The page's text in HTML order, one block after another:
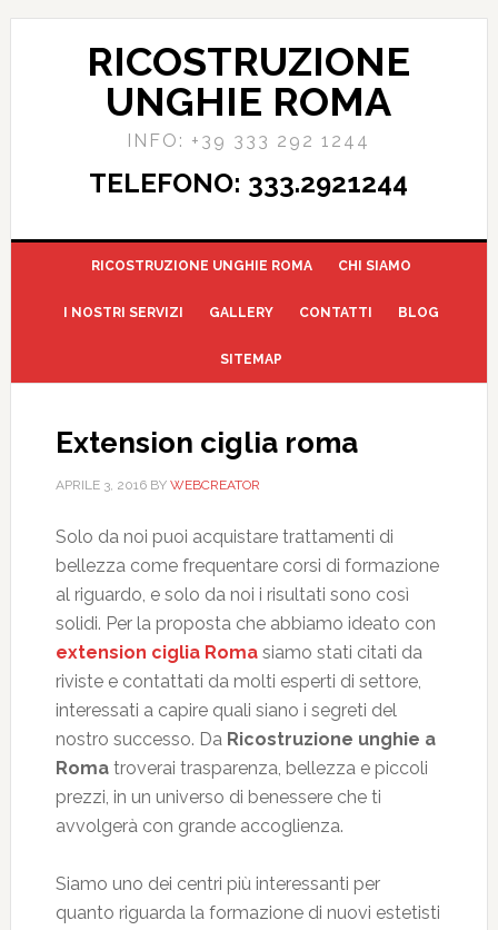
RICOSTRUZIONE
UNGHIE ROMA
INFO: +39 333 292 1244
TELEFONO: 333.2921244
RICOSTRUZIONE UNGHIE ROMA CHI SIAMO
I NOSTRI SERVIZI GALLERY CONTATTI BLOG
SITEMAP
Extension ciglia roma
APRILE 3, 2016BY WEBCREATOR
Solo da noi puoi acquistare trattamenti di
bellezza come frequentare corsi di formazione
al riguardo, e solo da noi i risultati sono così
solidi. Per la proposta che abbiamo ideato con
extension ciglia Roma siamo stati citati da
riviste e contattati da molti esperti di settore,
interessati a capire quali siano i segreti del
nostro successo. Da Ricostruzione unghie a
Romatroverai trasparenza, bellezza e piccoli
prezzi, in un universo di benessere che ti
avvolgerà con grande accoglienza.
Siamo uno dei centri più interessanti per
quanto riguarda la formazione di nuovi estetisti